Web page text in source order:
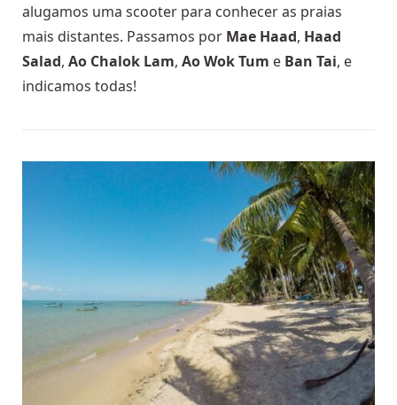
alugamos uma scooter para conhecer as praias
mais distantes. Passamos por Mae Haad, Haad
Salad, Ao Chalok Lam, Ao Wok Tum e Ban Tai, e
indicamos todas!